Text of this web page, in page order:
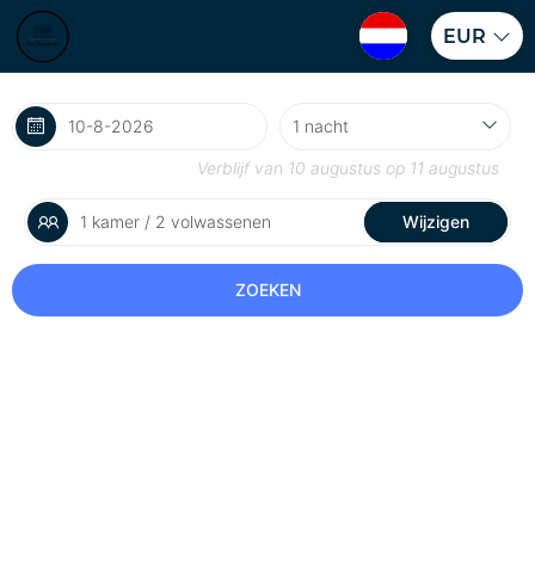
EUR
Verblijf van 10 augustus op 11 augustus
1 kamer / 2 volwassenen Wijzigen